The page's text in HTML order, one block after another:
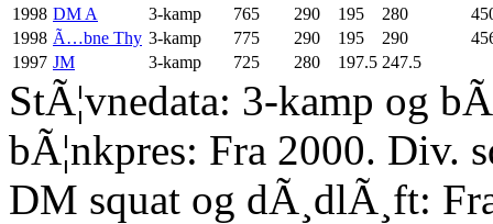
1998 DM A 3-kamp 765 290 195 280
1998 Ã…bne Thy 3-kamp 775 290 195 290
1997 JM 3-kamp 725 280 197.5 247.5
StÃ¦vnedata: 3-kamp og
bÃ¦nkpres: Fra 2000. Div.
DM squat og dÃ¸dlÃ¸ft: